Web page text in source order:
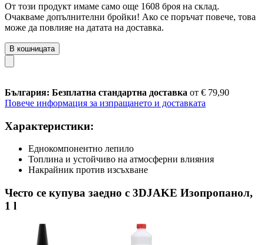
От този продукт имаме само още 1608 броя на склад.
Очакваме допълнителни бройки! Ако се поръчат повече, това
може да повлияе на датата на доставка.
В кошницата
България: Безплатна стандартна доставка от € 79,90
Повече информация за изпращането и доставката
Характеристики:
Еднокомпонентно лепило
Топлина и устойчиво на атмосферни влияния
Накрайник против изсъхване
Често се купува заедно с 3DJAKE Изопропанол,
1 l